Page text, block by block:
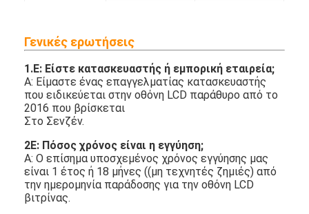
ΣΤΑΝΤΑΡΤ
/
Τάξη "Α" / CE της
FCC
Τάξη "Α" / CE της
FCC
ΕΝΩΡΙΣΜΑ
Στήριγμα: τοίχος,
στήριγμα δαπέδου,
κρεμάστρα οροφής
Στήριγμα: τοίχος,
στήριγμα δαπέδου,
κρεμάστρα οροφής
Απομακρυσμένο
ΕΠΙΣΤΡΟΠΗ
18 μήνα, δωρεάν
ανταλλακτικά,
τεχνική
υποστήριξη
18 μήνα, δωρεάν
ανταλλακτικά,
τεχνική
υποστήριξη
Γενικές ερωτήσεις
1.Ε: Είστε κατασκευαστής ή εμπορική εταιρεία;
Α: Είμαστε ένας επαγγελματίας κατασκευαστής
που ειδικεύεται στην οθόνη LCD παράθυρο από το
2016 που βρίσκεται
Στο Σενζέν.
2Ε: Πόσος χρόνος είναι η εγγύηση;
Α: Ο επίσημα υποσχεμένος χρόνος εγγύησης μας
είναι 1 έτος ή 18 μήνες ((μη τεχνητές ζημιές) από
την ημερομηνία παράδοσης για την οθόνη LCD
βιτρίνας.